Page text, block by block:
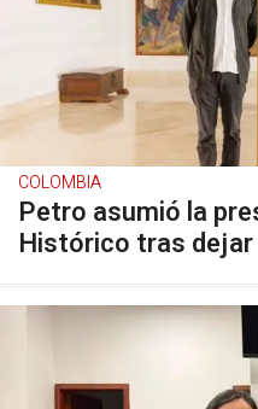
COLOMBIA
Petro asumió la
Histórico tras dejar